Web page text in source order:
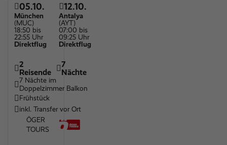
05.10.
München
(MUC)
18:50 bis
22:55 Uhr
Direktflug
12.10.
Antalya
(AYT)
07:00 bis
09:25 Uhr
Direktflug
2
Reisende
7
Nächte
7 Nächte im
Doppelzimmer Balkon
Frühstück
inkl. Transfer vor Ort
ÖGER
TOURS